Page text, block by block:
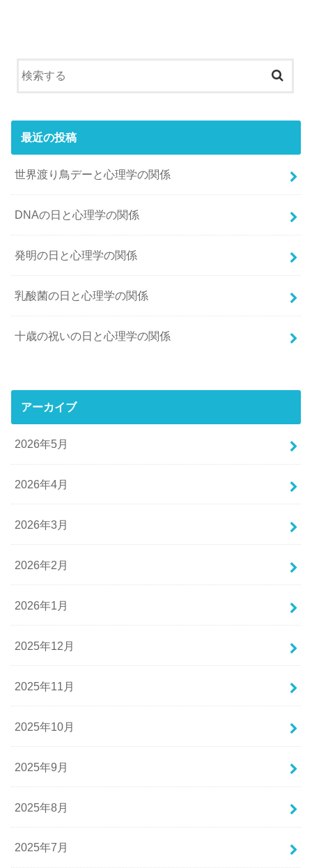
最近の投稿
世界渡り鳥デーと心理学の関係
DNAの日と心理学の関係
発明の日と心理学の関係
乳酸菌の日と心理学の関係
十歳の祝いの日と心理学の関係
アーカイブ
2026年5月
2026年4月
2026年3月
2026年2月
2026年1月
2025年12月
2025年11月
2025年10月
2025年9月
2025年8月
2025年7月